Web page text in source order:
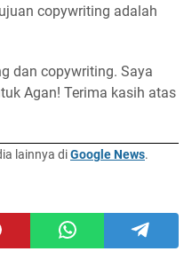
copywriting adalah
dan copywriting. Saya
Agan! Terima kasih atas
lainnya diGoogle News.